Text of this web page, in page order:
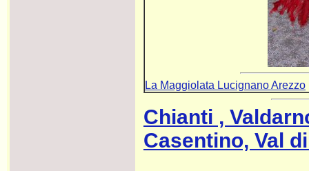
La Maggiolata Lucignano Arezzo
Chianti ,
Casentino, Val